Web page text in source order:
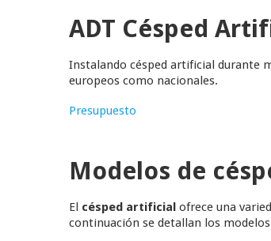
ADT Césped
Instalando césped artificial durante
europeos como nacionales.
Presupuesto
Modelos de
El césped artificial ofrece una
continuación se detallan los